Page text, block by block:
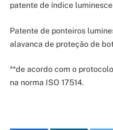
patente de índice
Patente de ponteiros
alavanca de proteção de
**de acordo com o
na norma ISO 17514.